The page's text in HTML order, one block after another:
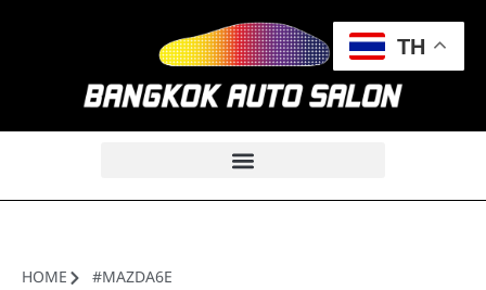
HOME #MAZDA6E
TH